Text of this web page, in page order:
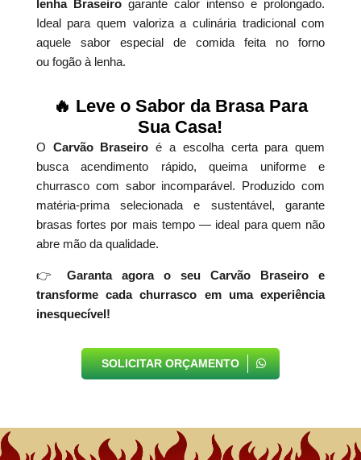
lenha Braseirogarante calor intenso e prolongado.
Ideal para quem valoriza a culinária tradicional com
aquele sabor especial de comida feita no forno
ou fogão à lenha.
🔥 Leve o Sabor da Brasa Para
Sua Casa!
O Carvão Braseiro é a escolha certa para quem
busca acendimento rápido, queima uniforme e
churrasco com sabor incomparável. Produzido com
matéria-prima selecionada e sustentável, garante
brasas fortes por mais tempo — ideal para quem não
abre mão da qualidade.
👉
Garanta agora o seu Carvão Braseiro e
transforme cada churrasco em uma experiência
inesquecível!
SOLICITAR ORÇAMENTO